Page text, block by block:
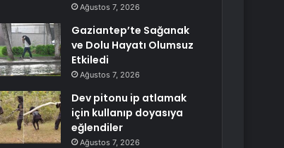
Ağustos 7, 2026
Gaziantep’te Sağanak
ve Dolu Hayatı Olumsuz
Etkiledi
Ağustos 7, 2026
Dev pitonu ip atlamak
için kullanıp doyasıya
eğlendiler
Ağustos 7, 2026